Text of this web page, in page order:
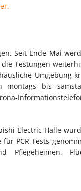
Seit Ende Mai
Testungen
Umgebung
montags bis
Electric-Halle
PCR-Tests